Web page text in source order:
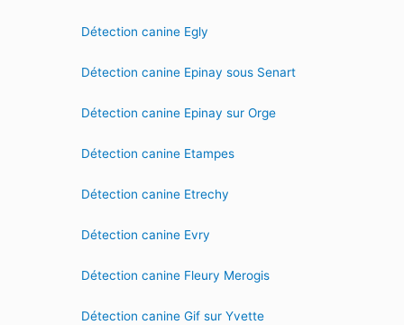
Détection canine Egly
Détection canine Epinay sous Senart
Détection canine Epinay sur Orge
Détection canine Etampes
Détection canine Etrechy
Détection canine Evry
Détection canine Fleury Merogis
Détection canine Gif sur Yvette